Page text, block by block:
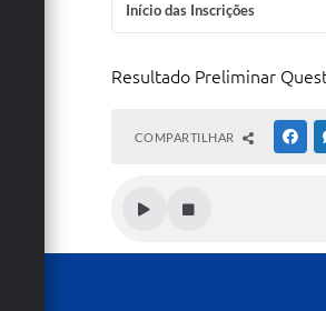
Início das Inscrições
Resultado Preliminar
COMPARTILHAR